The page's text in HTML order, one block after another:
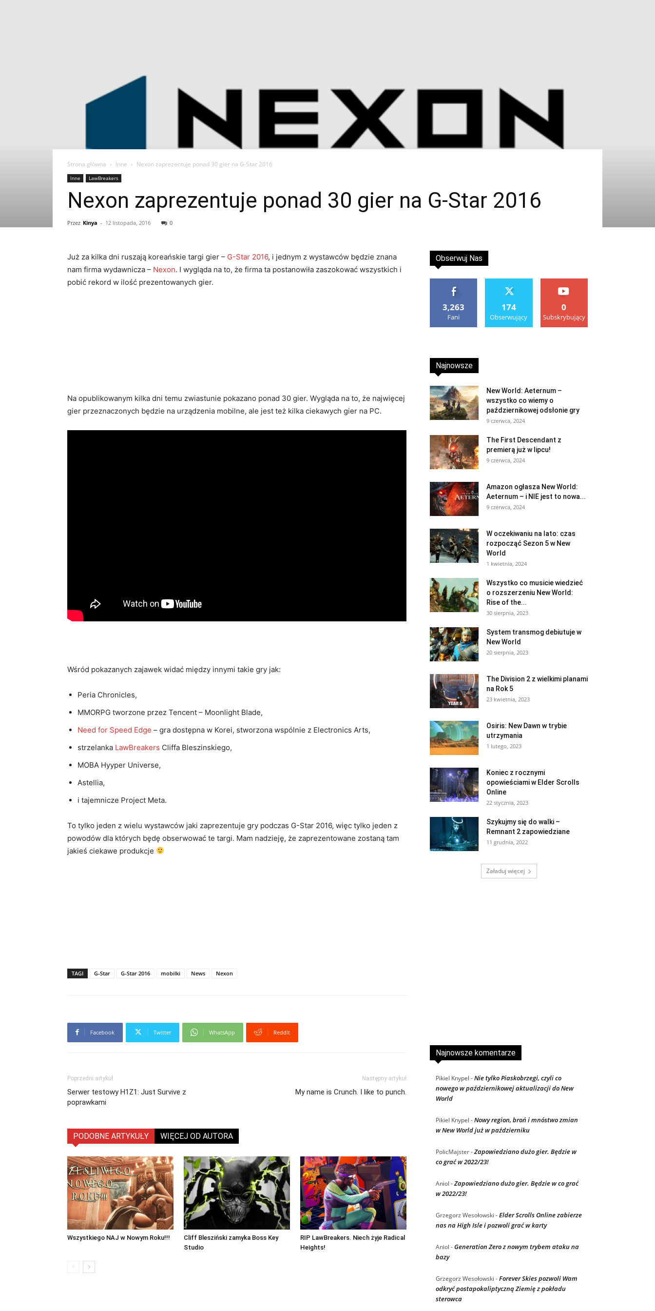
Strona główna Inne Nexon zaprezentuje ponad 30 gier na G-Star 2016
Inne LawBreakers
Nexon zaprezentuje ponad 30 gier na G-Star 2016
Przez Kinya - 12 listopada, 2016 0
Już za kilka dni ruszają koreańskie targi gier – G-Star 2016, i jednym z wystawców będzie znana
nam firma wydawnicza – Nexon. I wygląda na to, że firma ta postanowiła zaszokować wszystkich i
pobić rekord w ilość prezentowanych gier.
Na opublikowanym kilka dni temu zwiastunie pokazano ponad 30 gier. Wygląda na to, że najwięcej
gier przeznaczonych będzie na urządzenia mobilne, ale jest też kilka ciekawych gier na PC.
Wśród pokazanych zajawek widać między innymi takie gry jak:
Peria Chronicles,
MMORPG tworzone przez Tencent – Moonlight Blade,
Need for Speed Edge – gra dostępna w Korei, stworzona wspólnie z Electronics Arts,
strzelanka LawBreakers Cliffa Bleszinskiego,
MOBA Hyyper Universe,
Astellia,
i tajemnicze Project Meta.
To tylko jeden z wielu wystawców jaki zaprezentuje gry podczas G-Star 2016, więc tylko jeden z
powodów dla których będę obserwować te targi. Mam nadzieję, że zaprezentowane zostaną tam
jakieś ciekawe produkcje
TAGI G-Star G-Star 2016 mobilki News Nexon
Facebook Twitter WhatsApp ReddIt
Poprzedni artykuł
Serwer testowy H1Z1: Just Survive z
poprawkami
Następny artykuł
My name is Crunch. I like to punch.
PODOBNE ARTYKUŁY WIĘCEJ OD AUTORA
Wszystkiego NAJ w Nowym Roku!!!
Cliff Blesziński zamyka Boss Key
Studio
RIP LawBreakers. Niech żyje Radical
Heights!
Obserwuj Nas
3,263
Fani
174
Obserwujący
0
Subskrybujący
Najnowsze
New World: Aeternum –
wszystko co wiemy o
październikowej odsłonie gry
9 czerwca, 2024
The First Descendant z
premierą już w lipcu!
9 czerwca, 2024
Amazon ogłasza New World:
Aeternum – i NIE jest to nowa...
9 czerwca, 2024
W oczekiwaniu na lato: czas
rozpocząć Sezon 5 w New
World
1 kwietnia, 2024
Wszystko co musicie wiedzieć
o rozszerzeniu New World:
Rise of the...
30 sierpnia, 2023
System transmog debiutuje w
New World
20 sierpnia, 2023
The Division 2 z wielkimi planami
na Rok 5
23 kwietnia, 2023
Osiris: New Dawn w trybie
utrzymania
1 lutego, 2023
Koniec z rocznymi
opowieściami w Elder Scrolls
Online
22 stycznia, 2023
Szykujmy się do walki –
Remnant 2 zapowiedziane
11 grudnia, 2022
Załaduj więcej
Najnowsze komentarze
Pikiel Knypel -Nie tylko Piaskobrzegi, czyli co
nowego w październikowej aktualizacji do New
World
Pikiel Knypel -Nowy region, broń i mnóstwo zmian
w New World już w październiku
PolicMajster-Zapowiedziano dużo gier. Będzie w
co grać w 2022/23!
Aniol -Zapowiedziano dużo gier. Będzie w co grać
w 2022/23!
Grzegorz Wesołowski -Elder Scrolls Online zabierze
nas na High Isle i pozwoli grać w karty
Aniol -Generation Zero z nowym trybem ataku na
bazy
Grzegorz Wesołowski -Forever Skies pozwoli Wam
odkryć postapokaliptyczną Ziemię z pokładu
sterowca